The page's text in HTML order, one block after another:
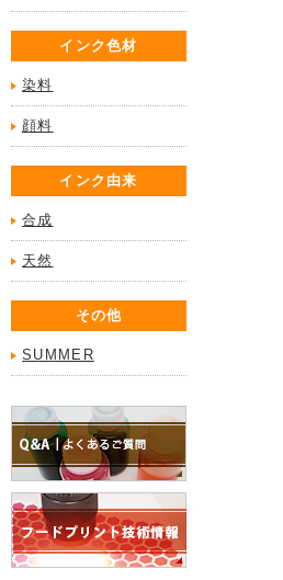
インク色材
染料
顔料
インク由来
合成
天然
その他
SUMMER